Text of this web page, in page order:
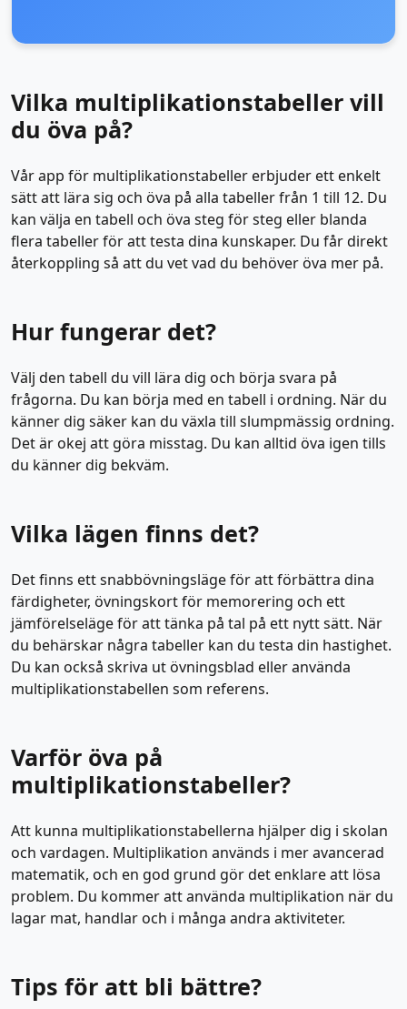
Vilka multiplikationstabeller vill
du öva på?
Vår app för multiplikationstabeller erbjuder ett enkelt
sätt att lära sig och öva på alla tabeller från 1 till 12. Du
kan välja en tabell och öva steg för steg eller blanda
flera tabeller för att testa dina kunskaper. Du får direkt
återkoppling så att du vet vad du behöver öva mer på.
Hur fungerar det?
Välj den tabell du vill lära dig och börja svara på
frågorna. Du kan börja med en tabell i ordning. När du
känner dig säker kan du växla till slumpmässig ordning.
Det är okej att göra misstag. Du kan alltid öva igen tills
du känner dig bekväm.
Vilka lägen finns det?
Det finns ett snabbövningsläge för att förbättra dina
färdigheter, övningskort för memorering och ett
jämförelseläge för att tänka på tal på ett nytt sätt. När
du behärskar några tabeller kan du testa din hastighet.
Du kan också skriva ut övningsblad eller använda
multiplikationstabellen som referens.
Varför öva på
multiplikationstabeller?
Att kunna multiplikationstabellerna hjälper dig i skolan
och vardagen. Multiplikation används i mer avancerad
matematik, och en god grund gör det enklare att lösa
problem. Du kommer att använda multiplikation när du
lagar mat, handlar och i många andra aktiviteter.
Tips för att bli bättre?